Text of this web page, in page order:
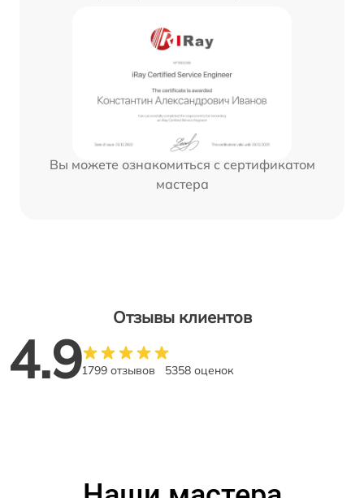
Вы можете ознакомиться с сертификатом
мастера
Отзывы клиентов
4.91799 отзывов 5358 оценок